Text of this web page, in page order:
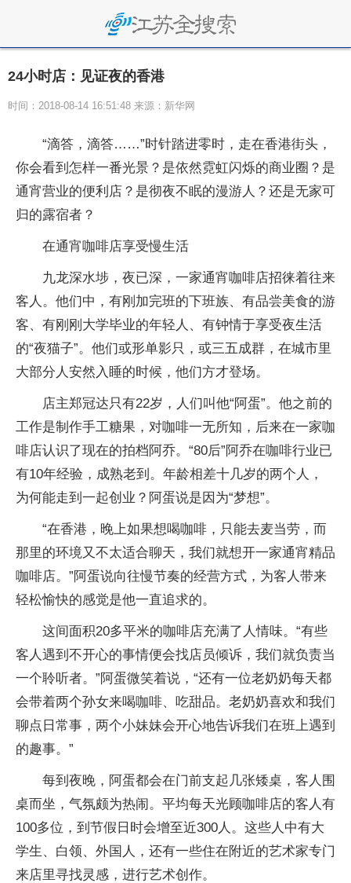
24小时店：见证夜的香港
时间：2018-08-14 16:51:48 来源：新华网
“滴答，滴答……”时针踏进零时，走在香港街头，
你会看到怎样一番光景？是依然霓虹闪烁的商业圈？是
通宵营业的便利店？是彻夜不眠的漫游人？还是无家可
归的露宿者？
在通宵咖啡店享受慢生活
九龙深水埗，夜已深，一家通宵咖啡店招徕着往来
客人。他们中，有刚加完班的下班族、有品尝美食的游
客、有刚刚大学毕业的年轻人、有钟情于享受夜生活
的“夜猫子”。他们或形单影只，或三五成群，在城市里
大部分人安然入睡的时候，他们方才登场。
店主郑冠达只有22岁，人们叫他“阿蛋”。他之前的
工作是制作手工糖果，对咖啡一无所知，后来在一家咖
啡店认识了现在的拍档阿乔。“80后”阿乔在咖啡行业已
有10年经验，成熟老到。年龄相差十几岁的两个人，
为何能走到一起创业？阿蛋说是因为“梦想”。
“在香港，晚上如果想喝咖啡，只能去麦当劳，而
那里的环境又不太适合聊天，我们就想开一家通宵精品
咖啡店。”阿蛋说向往慢节奏的经营方式，为客人带来
轻松愉快的感觉是他一直追求的。
这间面积20多平米的咖啡店充满了人情味。“有些
客人遇到不开心的事情便会找店员倾诉，我们就负责当
一个聆听者。”阿蛋微笑着说，“还有一位老奶奶每天都
会带着两个孙女来喝咖啡、吃甜品。老奶奶喜欢和我们
聊点日常事，两个小妹妹会开心地告诉我们在班上遇到
的趣事。”
每到夜晚，阿蛋都会在门前支起几张矮桌，客人围
桌而坐，气氛颇为热闹。平均每天光顾咖啡店的客人有
100多位，到节假日时会增至近300人。这些人中有大
学生、白领、外国人，还有一些住在附近的艺术家专门
来店里寻找灵感，进行艺术创作。